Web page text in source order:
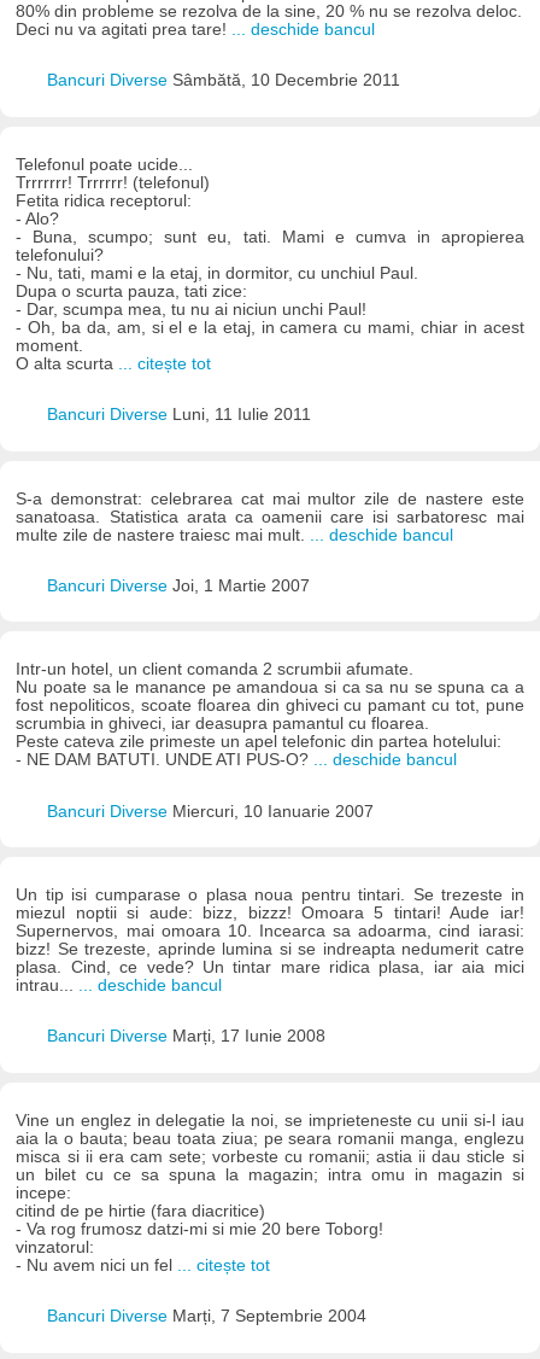
80% din probleme se rezolva de la sine, 20 % nu se rezolva deloc.
Deci nu va agitati prea tare! ... deschide bancul
Bancuri Diverse Sâmbătă, 10 Decembrie 2011
Telefonul poate ucide...
Trrrrrrr! Trrrrrr! (telefonul)
Fetita ridica receptorul:
- Alo?
- Buna, scumpo; sunt eu, tati. Mami e cumva in apropierea
telefonului?
- Nu, tati, mami e la etaj, in dormitor, cu unchiul Paul.
Dupa o scurta pauza, tati zice:
- Dar, scumpa mea, tu nu ai niciun unchi Paul!
- Oh, ba da, am, si el e la etaj, in camera cu mami, chiar in acest
moment.
O alta scurta
... citește tot
Bancuri Diverse Luni, 11 Iulie 2011
S-a demonstrat: celebrarea cat mai multor zile de nastere este
sanatoasa. Statistica arata ca oamenii care isi sarbatoresc mai
multe zile de nastere traiesc mai mult.
... deschide bancul
Bancuri Diverse Joi, 1 Martie 2007
Intr-un hotel, un client comanda 2 scrumbii afumate.
Nu poate sa le manance pe amandoua si ca sa nu se spuna ca a
fost nepoliticos, scoate floarea din ghiveci cu pamant cu tot, pune
scrumbia in ghiveci, iar deasupra pamantul cu floarea.
Peste cateva zile primeste un apel telefonic din partea hotelului:
- NE DAM BATUTI. UNDE ATI PUS-O? ... deschide bancul
Bancuri Diverse Miercuri, 10 Ianuarie 2007
Un tip isi cumparase o plasa noua pentru tintari. Se trezeste in
miezul noptii si aude: bizz, bizzz! Omoara 5 tintari! Aude iar!
Supernervos, mai omoara 10. Incearca sa adoarma, cind iarasi:
bizz! Se trezeste, aprinde lumina si se indreapta nedumerit catre
plasa. Cind, ce vede? Un tintar mare ridica plasa, iar aia mici
intrau... ... deschide bancul
Bancuri Diverse Marți, 17 Iunie 2008
Vine un englez in delegatie la noi, se imprieteneste cu unii si-l iau
aia la o bauta; beau toata ziua; pe seara romanii manga, englezu
misca si ii era cam sete; vorbeste cu romanii; astia ii dau sticle si
un bilet cu ce sa spuna la magazin; intra omu in magazin si
incepe:
citind de pe hirtie (fara diacritice)
- Va rog frumosz datzi-mi si mie 20 bere Toborg!
vinzatorul:
- Nu avem nici un fel
... citește tot
Bancuri Diverse Marți, 7 Septembrie 2004